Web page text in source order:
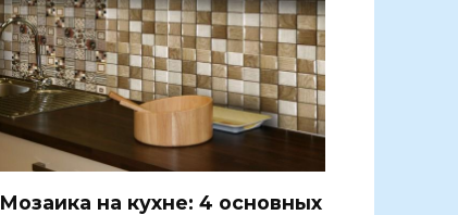
Мозаика на кухне: 4 основных